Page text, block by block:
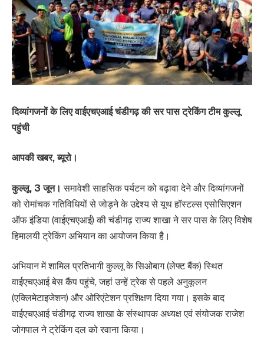
दिव्यांगजनों के लिए वाईएचएआई चंडीगढ़ की सर पास ट्रेकिंग टीम कुल्लू
पहुंची
आपकी खबर, ब्यूरो।
कुल्लू, 3 जून। समावेशी साहसिक पर्यटन को बढ़ावा देने और दिव्यांगजनों
को रोमांचक गतिविधियों से जोड़ने के उद्देश्य से यूथ हॉस्टल्स एसोसिएशन
ऑफ इंडिया (वाईएचएआई) की चंडीगढ़ राज्य शाखा ने सर पास के लिए विशेष
हिमालयी ट्रेकिंग अभियान का आयोजन किया है।
अभियान में शामिल प्रतिभागी कुल्लू के सिओबाग (लेफ्ट बैंक) स्थित
वाईएचएआई बेस कैंप पहुंचे, जहां उन्हें ट्रेक से पहले अनुकूलन
(एक्लिमेटाइजेशन) और ओरिएंटेशन प्रशिक्षण दिया गया। इसके बाद
वाईएचएआई चंडीगढ़ राज्य शाखा के संस्थापक अध्यक्ष एवं संयोजक राजेश
जोगपाल ने ट्रेकिंग दल को रवाना किया।